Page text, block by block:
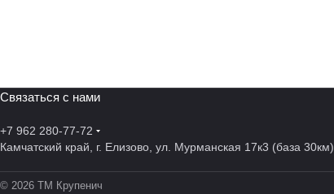
Связаться с нами
+7 962 280-77-72
Камчатский край, г. Елизово, ул. Мурманская 17к3 (база 30км)
© 2026 ТМ Крупенич